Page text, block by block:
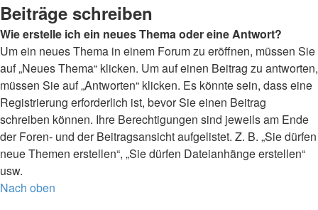
Beiträge schreiben
Wie erstelle ich ein neues Thema oder eine Antwort?
Um ein neues Thema in einem Forum zu eröffnen, müssen Sie
auf „Neues Thema“ klicken. Um auf einen Beitrag zu antworten,
müssen Sie auf „Antworten“ klicken. Es könnte sein, dass eine
Registrierung erforderlich ist, bevor Sie einen Beitrag
schreiben können. Ihre Berechtigungen sind jeweils am Ende
der Foren- und der Beitragsansicht aufgelistet. Z. B. „Sie dürfen
neue Themen erstellen“, „Sie dürfen Dateianhänge erstellen“
usw.
Nach oben